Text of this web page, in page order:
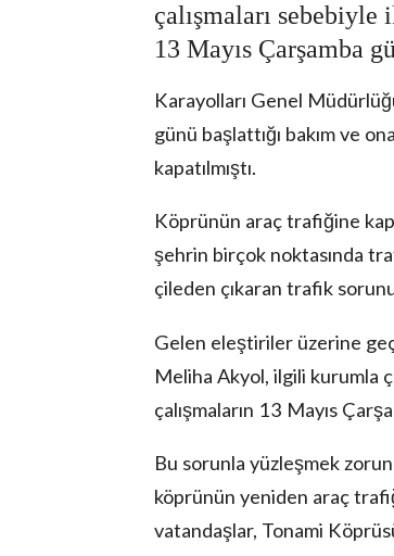
çalışmaları
13 Mayıs Çarşamba
Karayolları Genel
günü başlattığı bakım ve
kapatılmıştı.
Köprünün araç trafiğine
şehrin birçok noktasında
çileden çıkaran trafik
Gelen eleştiriler üzerine
Meliha Akyol, ilgili kurumla
çalışmaların 13 Mayıs
Bu sorunla yüzleşmek
köprünün yeniden araç
vatandaşlar, Tonami